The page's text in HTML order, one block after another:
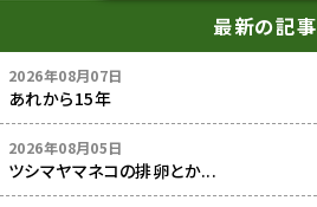
最新の記事
2026年08月07日
あれから15年
2026年08月05日
ツシマヤマネコの排卵とか...